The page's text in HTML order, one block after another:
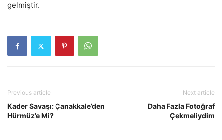
gelmiştir.
Previous article
Kader Savaşı: Çanakkale’den
Hürmüz’e Mi?
Next article
Daha Fazla Fotoğraf
Çekmeliydim